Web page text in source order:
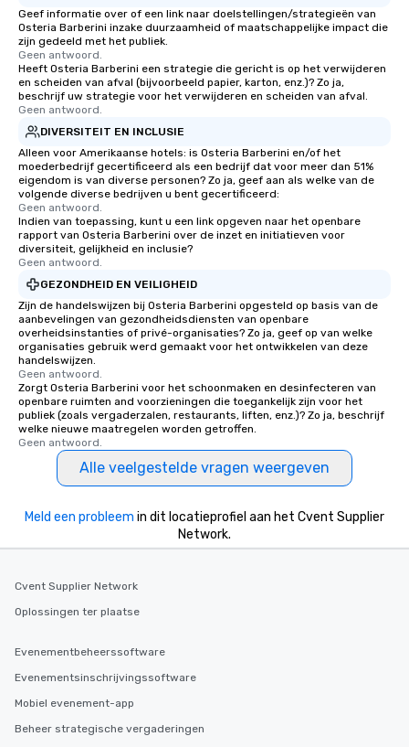
Geef informatie over of een link naar doelstellingen/strategieën van
Osteria Barberini inzake duurzaamheid of maatschappelijke impact die
zijn gedeeld met het publiek.
Geen antwoord.
Heeft Osteria Barberini een strategie die gericht is op het verwijderen
en scheiden van afval (bijvoorbeeld papier, karton, enz.)? Zo ja,
beschrijf uw strategie voor het verwijderen en scheiden van afval.
Geen antwoord.
DIVERSITEIT EN INCLUSIE
Alleen voor Amerikaanse hotels: is Osteria Barberini en/of het
moederbedrijf gecertificeerd als een bedrijf dat voor meer dan 51%
eigendom is van diverse personen? Zo ja, geef aan als welke van de
volgende diverse bedrijven u bent gecertificeerd:
Geen antwoord.
Indien van toepassing, kunt u een link opgeven naar het openbare
rapport van Osteria Barberini over de inzet en initiatieven voor
diversiteit, gelijkheid en inclusie?
Geen antwoord.
GEZONDHEID EN VEILIGHEID
Zijn de handelswijzen bij Osteria Barberini opgesteld op basis van de
aanbevelingen van gezondheidsdiensten van openbare
overheidsinstanties of privé-organisaties? Zo ja, geef op van welke
organisaties gebruik werd gemaakt voor het ontwikkelen van deze
handelswijzen.
Geen antwoord.
Zorgt Osteria Barberini voor het schoonmaken en desinfecteren van
openbare ruimten and voorzieningen die toegankelijk zijn voor het
publiek (zoals vergaderzalen, restaurants, liften, enz.)? Zo ja, beschrijf
welke nieuwe maatregelen worden getroffen.
Geen antwoord.
Alle veelgestelde vragen weergeven
Meld een probleem in dit locatieprofiel aan het Cvent Supplier
Network.
Cvent Supplier Network
Oplossingen ter plaatse
Evenementbeheerssoftware
Evenementsinschrijvingssoftware
Mobiel evenement-app
Beheer strategische vergaderingen